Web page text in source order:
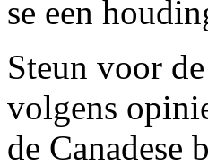
se een
Steun voor
volgens
de Canadese